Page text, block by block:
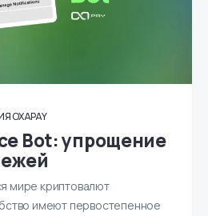
OXAPAY
Bot: упрощение
мире криптовалют
имеют первостепенное